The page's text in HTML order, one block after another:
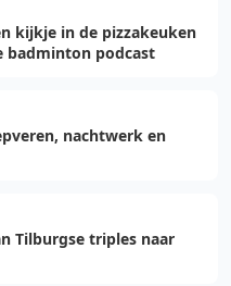
kijkje in de pizzakeuken
badminton podcast
nachtwerk en
Tilburgse triples naar